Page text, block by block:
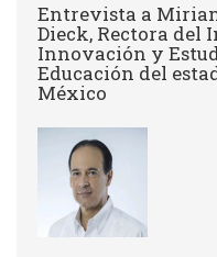
Entrevista a
Dieck, Rectora del
Innovación y
Educación del
México